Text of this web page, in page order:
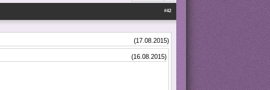
#42
(17.08.2015)
(16.08.2015)